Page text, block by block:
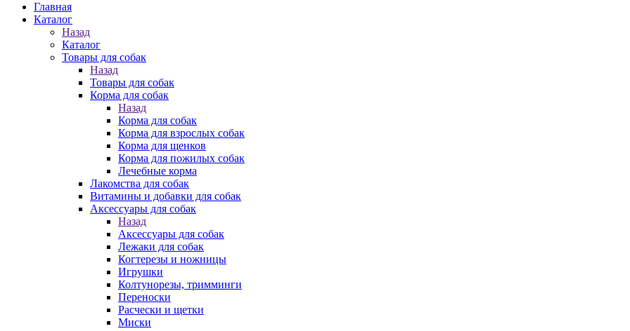
Главная
Каталог
Назад
Каталог
Товары для собак
Назад
Товары для собак
Корма для собак
Назад
Корма для собак
Корма для взрослых собак
Корма для щенков
Корма для пожилых собак
Лечебные корма
Лакомства для собак
Витамины и добавки для собак
Аксессуары для собак
Назад
Аксессуары для собак
Лежаки для собак
Когтерезы и ножницы
Игрушки
Колтунорезы, тримминги
Переноски
Расчески и щетки
Миски